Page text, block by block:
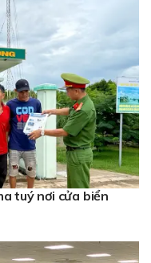
tuý nơi cửa biển